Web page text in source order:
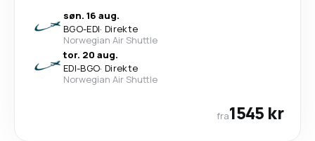
søn. 16 aug.
BGO-EDI· Direkte
Norwegian Air Shuttle
tor. 20 aug.
EDI-BGO· Direkte
Norwegian Air Shuttle
fra1545 kr